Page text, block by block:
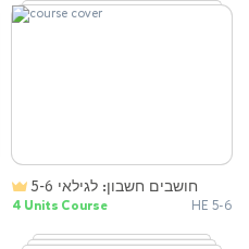
חושבים חשבון: לגילאי 5-6
4 Units Course HE 5-6